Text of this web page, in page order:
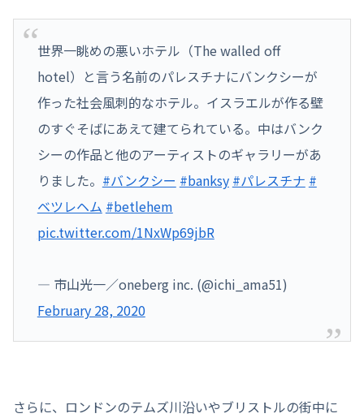
世界一眺めの悪いホテル（The walled off
hotel）と言う名前のパレスチナにバンクシーが
作った社会風刺的なホテル。イスラエルが作る壁
のすぐそばにあえて建てられている。中はバンク
シーの作品と他のアーティストのギャラリーがあ
りました。 #バンクシー #banksy #パレスチナ #
ベツレヘム #betlehem
pic.twitter.com/1NxWp69jbR
— 市山光一／oneberg inc. (@ichi_ama51)
February 28, 2020
さらに、ロンドンのテムズ川沿いやブリストルの街中に